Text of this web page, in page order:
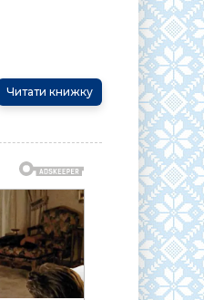
Читати книжку